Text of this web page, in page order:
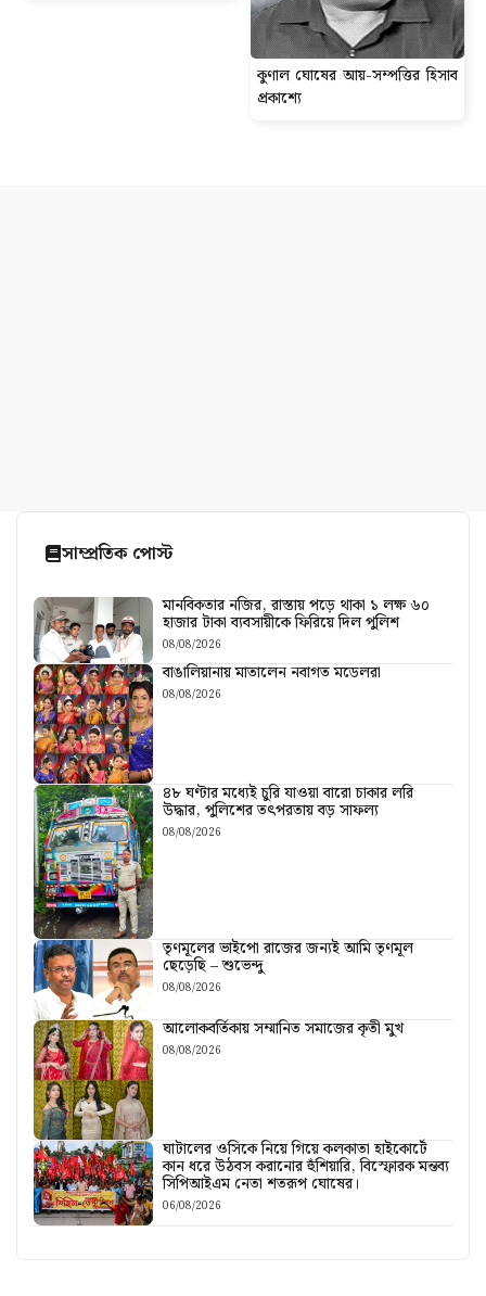
কুণাল ঘোষের আয়-সম্পত্তির হিসাব
প্রকাশ্যে
সাম্প্রতিক পোস্ট
মানবিকতার নজির, রাস্তায় পড়ে থাকা ১ লক্ষ ৬০
হাজার টাকা ব্যবসায়ীকে ফিরিয়ে দিল পুলিশ
08/08/2026
বাঙালিয়ানায় মাতালেন নবাগত মডেলরা
08/08/2026
৪৮ ঘণ্টার মধ্যেই চুরি যাওয়া বারো চাকার লরি
উদ্ধার, পুলিশের তৎপরতায় বড় সাফল্য
08/08/2026
তৃণমূলের ভাইপো রাজের জন্যই আমি তৃণমূল
ছেড়েছি – শুভেন্দু
08/08/2026
আলোকবর্তিকায় সম্মানিত সমাজের কৃতী মুখ
08/08/2026
ঘাটালের ওসিকে নিয়ে গিয়ে কলকাতা হাইকোর্টে
কান ধরে উঠবস করানোর হুঁশিয়ারি, বিস্ফোরক মন্তব্য
সিপিআইএম নেতা শতরূপ ঘোষের।
06/08/2026